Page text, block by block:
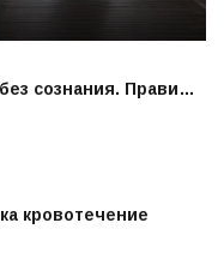
сознания. Прави…
кровотечение